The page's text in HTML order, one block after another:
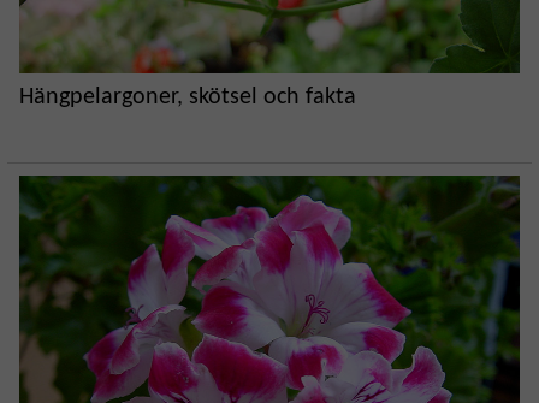
Hängpelargoner, skötsel och fakta